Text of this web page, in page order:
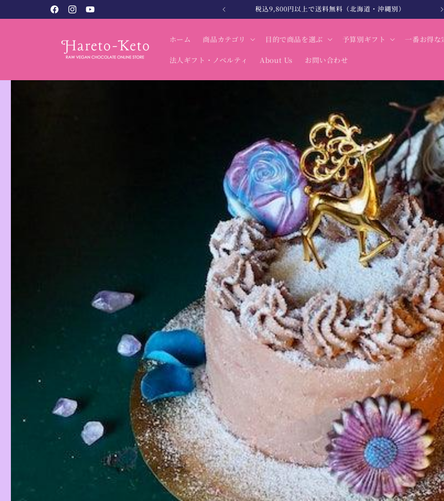
FacebookInstagram
YouTube
ヴィーガンスイーツ専門店 / ハレとケと。 税込9,800円以上で送料無料（北海道・沖縄別）
ホーム 商品カテゴリ 目的で商品を選ぶ 予算別ギフト 一番お得な
法人ギフト・ノベルティ About Us お問い合わせ